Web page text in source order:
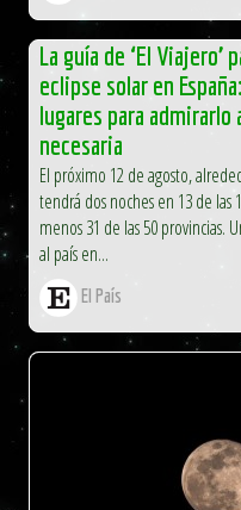
La guía de ‘El Viajero’
eclipse solar en
lugares para admirarlo
necesaria
El próximo 12 de agosto,
tendrá dos noches en 13 de las
menos 31 de las 50 provincias.
al país en...
El País